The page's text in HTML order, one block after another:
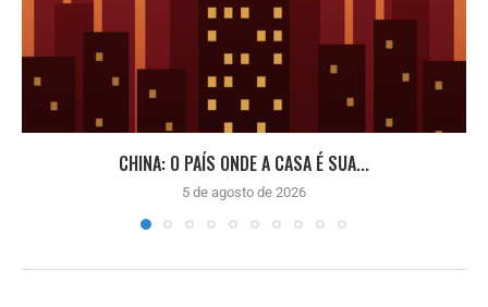
CHINA: O PAÍS ONDE A CASA É SUA...
5 de agosto de 2026